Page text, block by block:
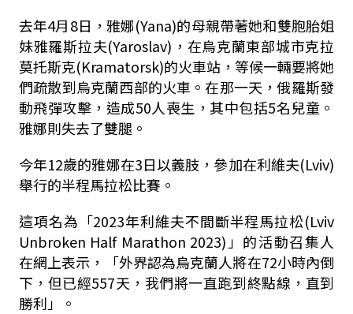
去年4月8日，雅娜(Yana)的母親帶著她和雙胞胎姐
妹雅羅斯拉夫(Yaroslav)，在烏克蘭東部城市克拉
莫托斯克(Kramatorsk)的火車站，等候一輛要將她
們疏散到烏克蘭西部的火車。在那一天，俄羅斯發
動飛彈攻擊，造成50人喪生，其中包括5名兒童。
雅娜則失去了雙腿。
今年12歲的雅娜在3日以義肢，參加在利維夫(Lviv)
舉行的半程馬拉松比賽。
這項名為「2023年利維夫不間斷半程馬拉松(Lviv
Unbroken Half Marathon 2023)」的活動召集人
在網上表示，「外界認為烏克蘭人將在72小時內倒
下，但已經557天，我們將一直跑到終點線，直到
勝利」。